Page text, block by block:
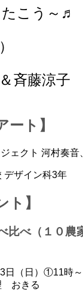
こう～♬
斉藤涼子
ト】
ェクト 河村奏音
デザイン科3年
ト 】
比べ（１０農
日（日）①11
おきる